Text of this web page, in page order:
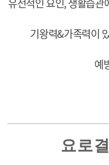
기왕력&가족력이
예
요로